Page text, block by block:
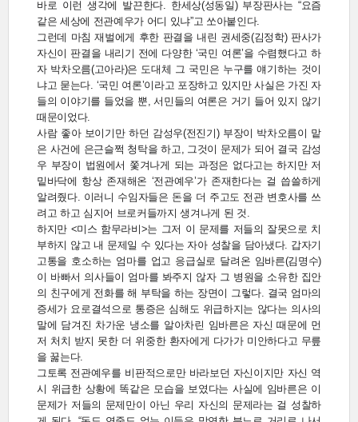
바로 이런 생각에 발끈한다. 한세상(성동일) 부장판사는 “요즘
같은 세상에 전관예우가 어디 있냐”고 쏘아붙인다.
그런데 마침 재벌에게 후한 판결을 내린 권세중(김정학) 판사가
자신이 판결을 내리기 전에 다양한 ‘국민 여론’을 수렴했다고 하
자 박차오름(고아라)은 도대체 그 국민은 누구를 얘기하는 것이
냐고 묻는다. ‘국민 여론’이라고 포장하고 있지만 사실은 가진 자
들의 이야기를 들었을 뿐, 서민들의 여론은 거기 들어 있지 않기
때문이었다.
사람 좋아 보이기만 하던 감성우(전진기) 부장이 박차오름이 맡
은 사건에 은근슬쩍 청탁을 하고, 그것이 문제가 되어 결국 감성
우 부장이 법원에서 쫓겨나게 되는 과정은 없다고는 하지만 저
밑바닥에 항상 존재해온 ‘전관예우’가 존재한다는 걸 씁쓸하게
알려줬다. 이러니 수임자들은 돈을 더 주고도 전관 변호사를 쓰
려고 하고 심지어 브로커들까지 생겨나게 된 것.
하지만 <미스 함무라비>는 그저 이 문제를 저들의 잘못으로 치
부하지 않고 내 문제일 수 있다는 자아 성찰을 담아냈다. 갑자기
고통을 호소하는 엄마를 업고 응급실로 달려온 임바른(김명수)
이 바빠서 의사들이 엄마를 봐주지 않자 그 병원을 소유한 집안
의 친구에게 전화를 해 부탁을 하는 장면이 그렇다. 결국 엄마의
증세가 요로결석으로 통증은 심해도 위급하지는 않다는 의사의
말에 담겨진 차가운 냉소를 알아차린 임바른은 자신 때문에 먼
저 처치 받지 못한 더 위중한 환자에게 다가가 미안하다고 무릎
을 꿇는다.
그토록 전관예우를 비판적으로만 바라보던 자신이지만 자신 역
시 위급한 상황에 똑같은 모습을 보였다는 사실에 임바른은 이
문제가 저들의 문제만이 아닌 우리 자신의 문제라는 걸 성찰하